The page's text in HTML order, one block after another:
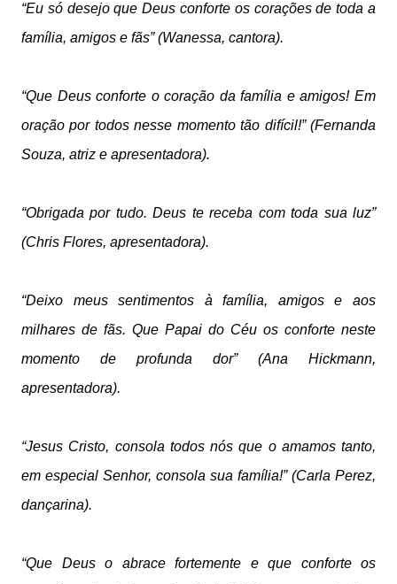
“Eu só desejo que Deus conforte os corações de toda a
família, amigos e fãs” (Wanessa, cantora).
“Que Deus conforte o coração da família e amigos! Em
oração por todos nesse momento tão difícil!” (Fernanda
Souza, atriz e apresentadora).
“Obrigada por tudo. Deus te receba com toda sua luz”
(Chris Flores, apresentadora).
“Deixo meus sentimentos à família, amigos e aos
milhares de fãs. Que Papai do Céu os conforte neste
momento de profunda dor” (Ana Hickmann,
apresentadora).
“Jesus Cristo, consola todos nós que o amamos tanto,
em especial Senhor, consola sua família!” (Carla Perez,
dançarina).
“Que Deus o abrace fortemente e que conforte os